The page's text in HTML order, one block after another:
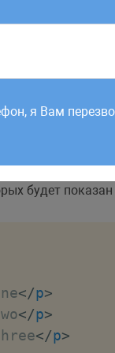
будет
</p>
</p>
</p>
Заявки,
я Вам